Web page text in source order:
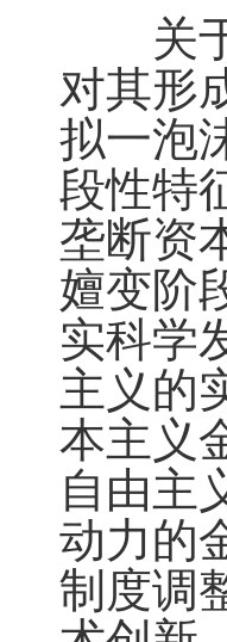
关于
对其形
拟一泡
段性特
垄断资
嬗变阶
实科学
主义的
本主义
自由主
动力的
制度调